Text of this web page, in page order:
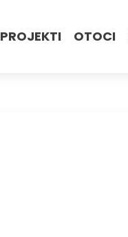
PROJEKTI OTOCI